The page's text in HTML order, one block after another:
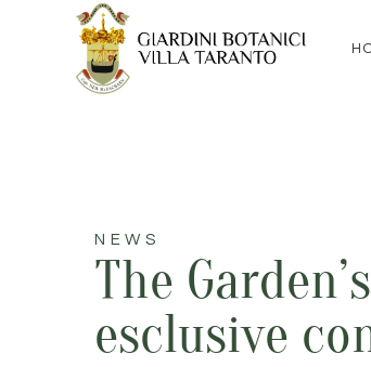
contenuto
NEWS
The
esclusive